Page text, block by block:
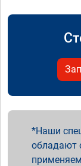
Наши
обладают